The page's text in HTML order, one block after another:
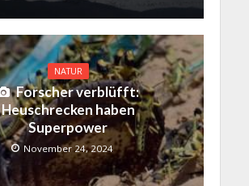
NATUR
Forscher verblüfft:
Heuschrecken haben
Superpower
November 24, 2024